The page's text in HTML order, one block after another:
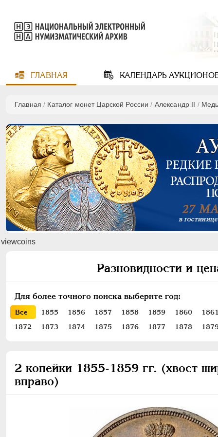
ГЛАВНАЯ КАЛЕНДАРЬ
Главная / Каталог монет Царской России / Александр II /
viewcoins
Разновидности и
Для более точного поиска выберите год:
Все 1855 1856 1857 1858 1859 1860
1872
1873 1874 1875 1876 1877 1878
2 копейки 1855-1859 гг. (хвост
вправо)